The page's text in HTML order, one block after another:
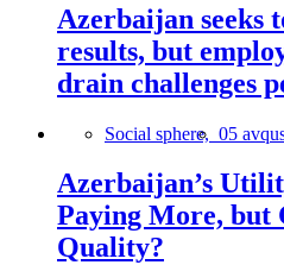
Azerbaijan seeks
results, but
drain challenges
Social sphere, 05
Azerbaijan’s
Paying More, but
Quality?